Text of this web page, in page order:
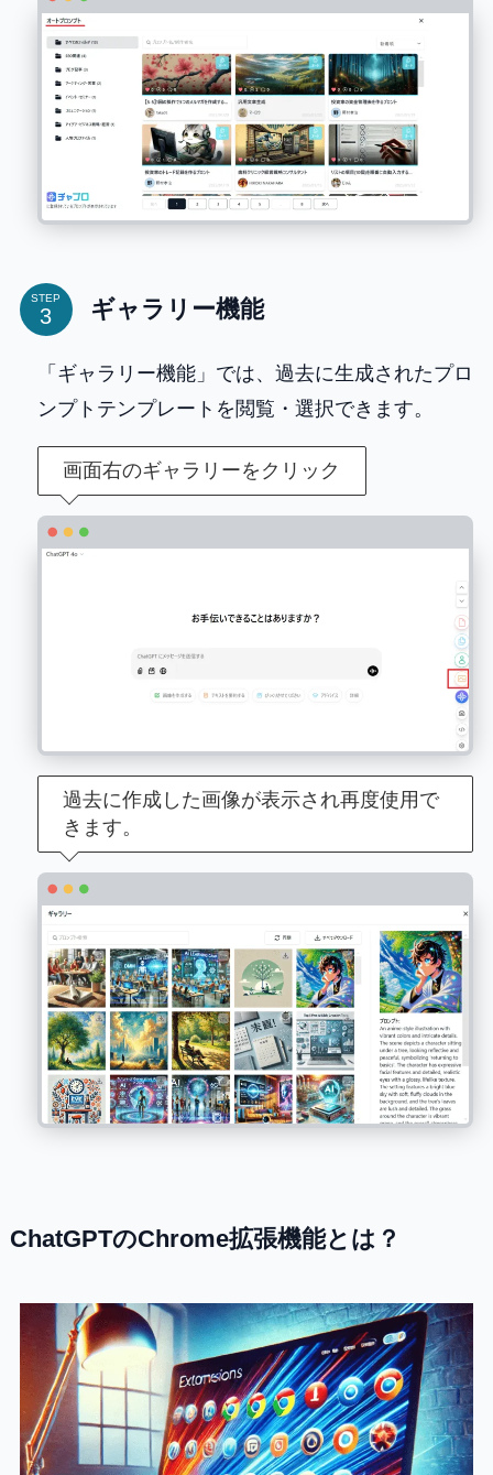
STEP ギャラリー機能
「ギャラリー機能」では、過去に生成されたプロ
ンプトテンプレートを閲覧・選択できます。
画面右のギャラリーをクリック
過去に作成した画像が表示され再度使用で
きます。
ChatGPTのChrome拡張機能とは？